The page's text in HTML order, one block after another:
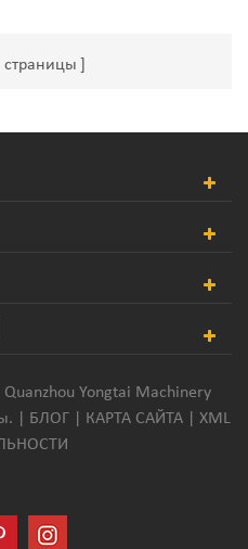
страницы
Yongtai Machinery
| БЛОГ КАРТА САЙТА
XML